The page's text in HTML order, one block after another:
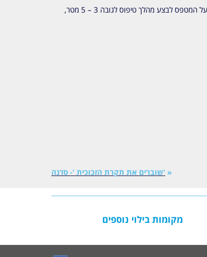
– שילוב בין קבוצה תומכת לאתגר אישי. למעשה הקבוצה מייצבת את כלי הטיפוס ומעניקה את הביטחון הרצוי למתמודד שמטפס. על המטפס לבצע מהלך טיפוס לגובה 3 – 5 מטר,
« 'שוברים את תקרת הזכוכית '- סדנה
מקומות בילוי נוספים